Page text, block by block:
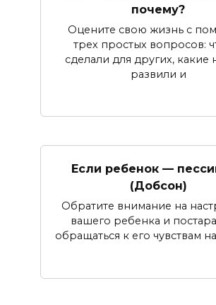
почему?
Оцените свою жизнь с
трех простых вопросов:
сделали для других, какие
развили и
Если ребенок —
(Добсон)
Обратите внимание на
вашего ребенка и
обращаться к его чувствам